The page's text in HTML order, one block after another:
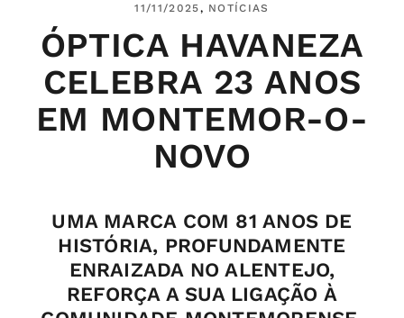
11/11/2025 NOTÍCIAS
ÓPTICA HAVANEZA
CELEBRA 23 ANOS
EM MONTEMOR-O-
NOVO
UMA MARCA COM 81 ANOS DE
HISTÓRIA, PROFUNDAMENTE
ENRAIZADA NO ALENTEJO,
REFORÇA A SUA LIGAÇÃO À